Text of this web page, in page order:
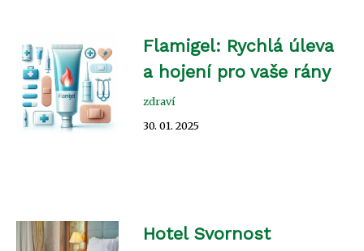
Flamigel: Rychlá úleva
a hojení pro vaše rány
zdraví
30. 01. 2025
Hotel Svornost